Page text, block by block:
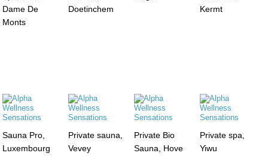
Dame De
Monts
Doetinchem
Kermt
Sauna Pro,
Luxembourg
Private sauna,
Vevey
Private Bio
Sauna, Hove
Private spa,
Yiwu